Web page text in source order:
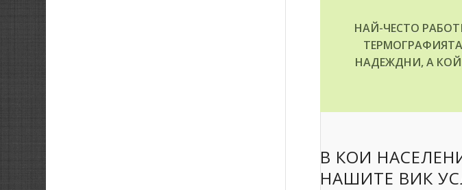
НАЙ-ЧЕСТО
НАДЕЖДНИ, А
В КОИ
НАШИТЕ ВИК